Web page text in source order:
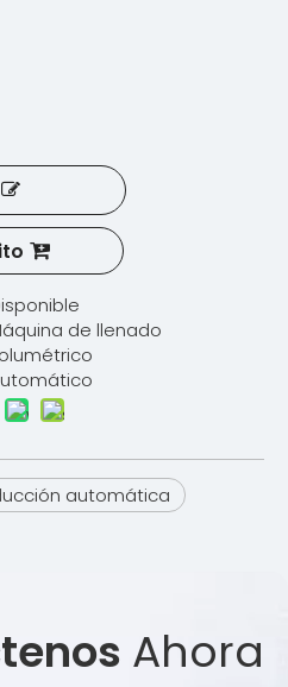
de llenado
automática
Ahora